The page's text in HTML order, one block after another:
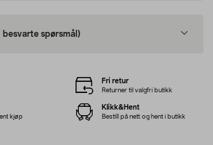
besvarte spørsmål)
Fri retur
Returner til valgfri butikk
kjøp
Klikk&Hent
Bestill på nett og hent i butikk